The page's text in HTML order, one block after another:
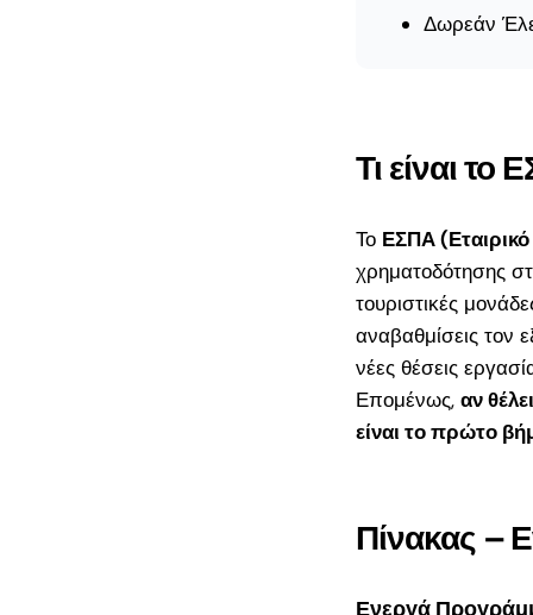
ΔΥΠΑ ΝΕΕ 18-
Επόμενα
29: Τι κάνεις
αίτηση μέχρι τα
αποτελέσματα
Νέο Πρόγραμμα
Νέους
2026:
36.000€
Ο πλήρης
Δωρεάν
Τι είναι το
Το ΕΣΠΑ
χρηματοδότησης
τουριστικές
αναβαθμίσεις τον
νέες θέσεις
Επομένως, αν
είναι το πρώτο
Πίνακας –